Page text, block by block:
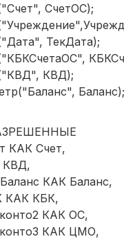
СчетОС);
ТекДата);
КВД);
Баланс);
Счет,
КАК Баланс,
КБК,
КАК ОС,
КАК ЦМО,